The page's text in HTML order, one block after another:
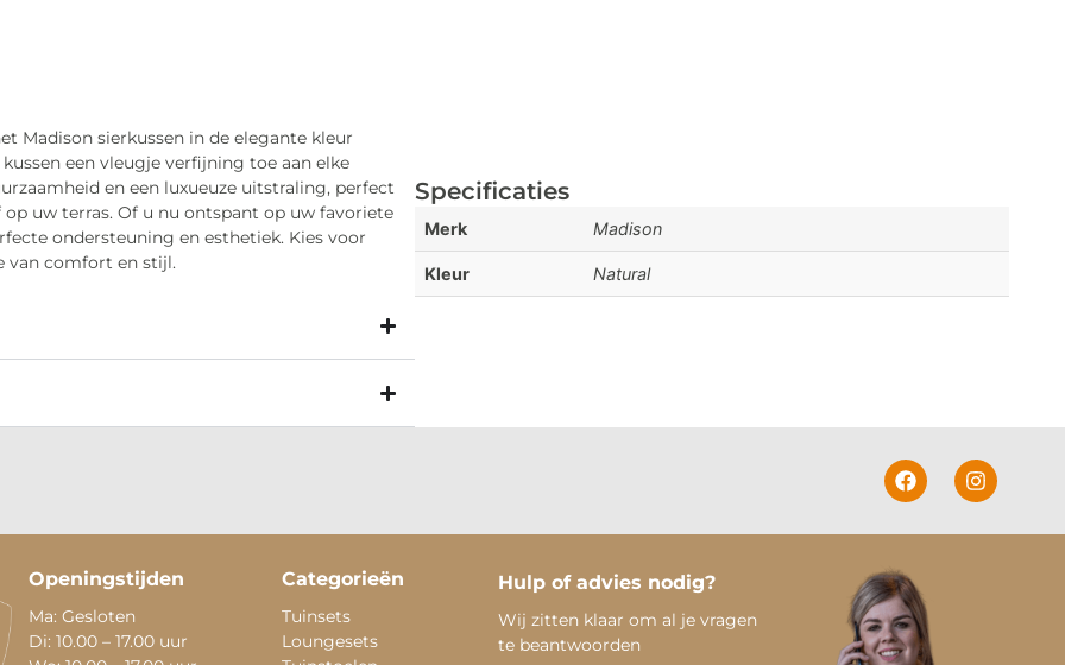
Madison sierkussen in de elegante kleur
een vleugje verfijning toe aan elke
en een luxueuze uitstraling, perfect
uw terras. Of u nu ontspant op uw favoriete
ondersteuning en esthetiek. Kies voor
van comfort en stijl.
Specificaties
Merk Madison
Kleur Natural
Openingstijden
Ma: Gesloten
Di: 10.00 – 17.00 uur
Categorieën
Tuinsets
Loungesets
Hulp of advies nodig?
Wij zitten klaar om al je vragen
te beantwoorden